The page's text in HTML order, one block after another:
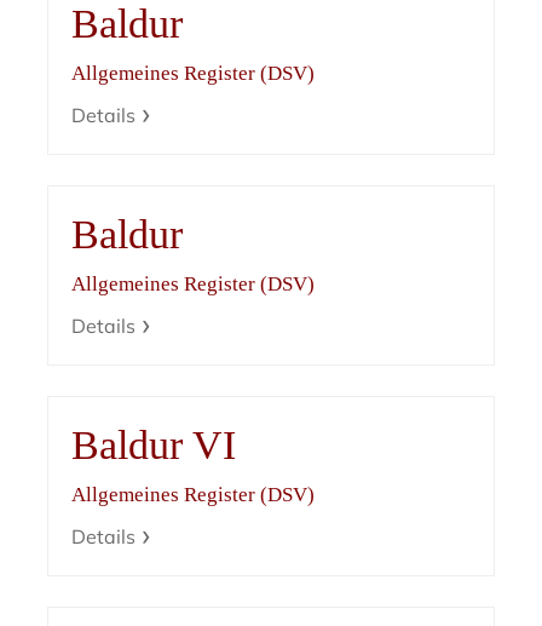
Baldur
Allgemeines Register (DSV)
Details
Baldur
Allgemeines Register (DSV)
Details
Baldur VI
Allgemeines Register (DSV)
Details